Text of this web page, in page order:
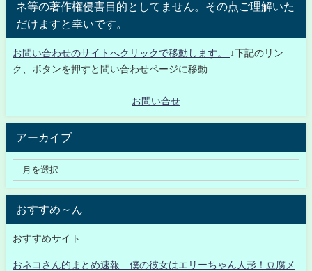
ネ等の著作権侵害目的としてません。その点ご理解いた
だけますと幸いです。
お問い合わせのサイトへクリックで移動します。
↓下記のリン
ク、ボタンを押すと問い合わせページに移動
お問い合せ
アーカイブ
おすすめ～ん
おすすめサイト
おネコさん的まとめ速報 僕の彼女はエリーちゃん人形！豆腐メ